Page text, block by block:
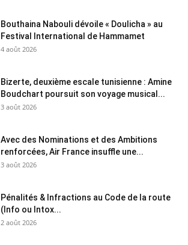
Bouthaina Nabouli dévoile « Doulicha » au
Festival International de Hammamet
4 août 2026
Bizerte, deuxième escale tunisienne : Amine
Boudchart poursuit son voyage musical...
3 août 2026
Avec des Nominations et des Ambitions
renforcées, Air France insuffle une...
3 août 2026
Pénalités & Infractions au Code de la route
(Info ou Intox...
2 août 2026